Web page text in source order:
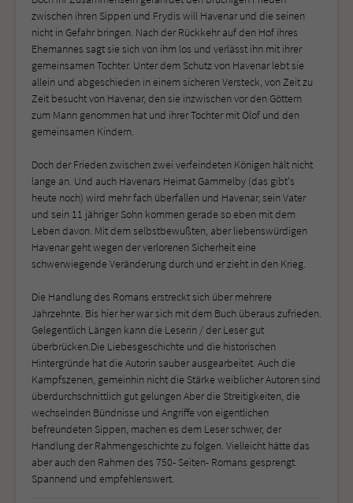
zwischen ihren Sippen und Frydis will Havenar und die seinen
nicht in Gefahr bringen. Nach der Rückkehr auf den Hof ihres
Ehemannes sagt sie sich von ihm los und verlässt ihn mit ihrer
gemeinsamen Tochter. Unter dem Schutz von Havenar lebt sie
allein und abgeschieden in einem sicheren Versteck, von Zeit zu
Zeit besucht von Havenar, den sie inzwischen vor den Göttern
zum Mann genommen hat und ihrer Tochter mit Olof und den
gemeinsamen Kindern.
Doch der Frieden zwischen zwei verfeindeten Königen hält nicht
lange an. Und auch Havenars Heimat Gammelby (das gibt's
heute noch) wird mehr fach überfallen und Havenar, sein Vater
und sein 11 jähriger Sohn kommen gerade so eben mit dem
Leben davon. Mit dem selbstbewußten, aber liebenswürdigen
Havenar geht wegen der verlorenen Sicherheit eine
schwerwiegende Veränderung durch und er zieht in den Krieg.
Die Handlung des Romans erstreckt sich über mehrere
Jahrzehnte. Bis hier her war sich mit dem Buch überaus zufrieden.
Gelegentlich Längen kann die Leserin / der Leser gut
überbrücken.Die Liebesgeschichte und die historischen
Hintergründe hat die Autorin sauber ausgearbeitet. Auch die
Kampfszenen, gemeinhin nicht die Stärke weiblicher Autoren sind
überdurchschnittlich gut gelungen Aber die Streitigkeiten, die
wechselnden Bündnisse und Angriffe von eigentlichen
befreundeten Sippen, machen es dem Leser schwer, der
Handlung der Rahmengeschichte zu folgen. Vielleicht hätte das
aber auch den Rahmen des 750- Seiten- Romans gesprengt.
Spannend und empfehlenswert.